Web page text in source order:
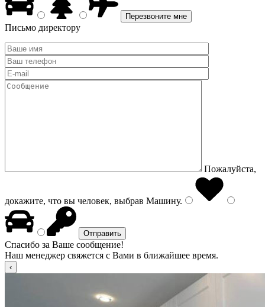
Письмо директору
Пожалуйста,
докажите, что вы человек, выбрав Машину.
Спасибо за Ваше сообщение!
Наш менеджер свяжется с Вами в ближайшее время.